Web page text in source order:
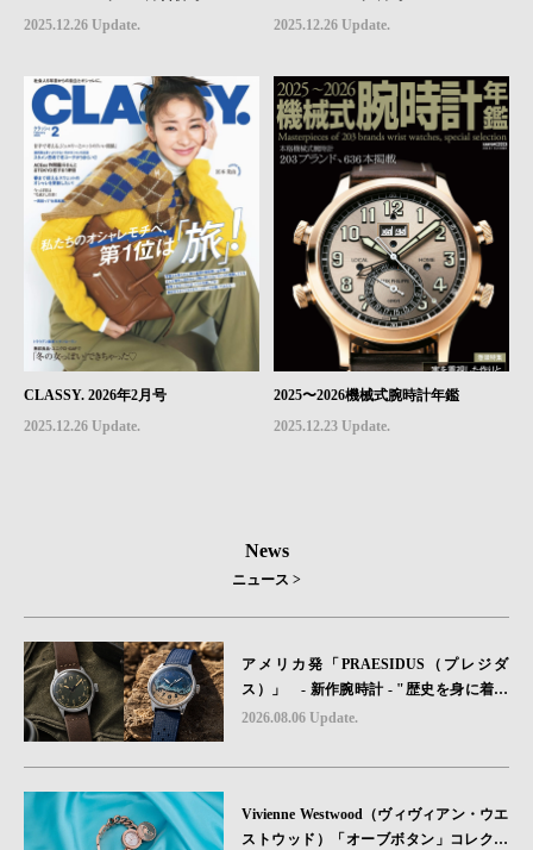
2025.12.26 Update.
2025.12.26 Update.
CLASSY. 2026年2月号
2025.12.26 Update.
2025〜2026機械式腕時計年鑑
2025.12.23 Update.
News
ニュース >
アメリカ発「PRAESIDUS（プレジダ
ス）」 - 新作腕時計 - "歴史を身に着け
る“ -戦場を駆け抜けたWillys MBのボンネ
砂を文字盤に閉じ込めた「A-11」コレク
2026.08.06 Update.
Vivienne Westwood（ヴィヴィアン・ウエ
ストウッド）「オーブボタン」コレクシ